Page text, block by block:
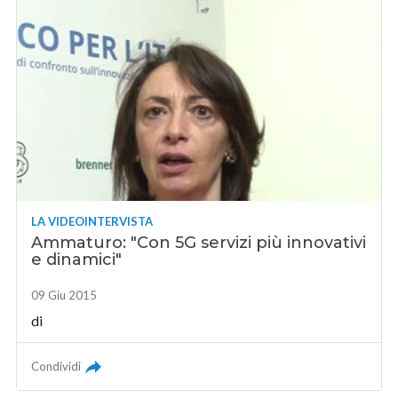
LA VIDEOINTERVISTA
Ammaturo: "Con 5G servizi più innovativi
e dinamici"
09 Giu 2015
di
Condividi